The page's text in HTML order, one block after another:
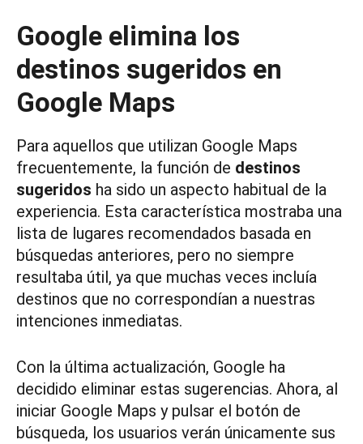
Google elimina los
destinos sugeridos en
Google Maps
Para aquellos que utilizan Google Maps
frecuentemente, la función de destinos
sugeridos ha sido un aspecto habitual de la
experiencia. Esta característica mostraba una
lista de lugares recomendados basada en
búsquedas anteriores, pero no siempre
resultaba útil, ya que muchas veces incluía
destinos que no correspondían a nuestras
intenciones inmediatas.
Con la última actualización, Google ha
decidido eliminar estas sugerencias. Ahora, al
iniciar Google Maps y pulsar el botón de
búsqueda, los usuarios verán únicamente sus